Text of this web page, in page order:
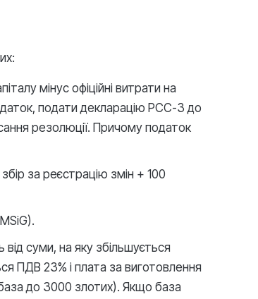
мінус офіційні витрати на
подати декларацію PCC-3 до
резолюції. Причому податок
за реєстрацію змін + 100
суми, на яку збільшується
ПДВ 23% і плата за виготовлення
до 3000 злотих). Якщо база